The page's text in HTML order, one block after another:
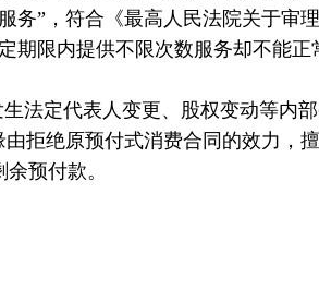
务”，符合《最高人民法院关于审
期限内提供不限次数服务却不能
法定代表人变更、股权变动等内
由拒绝原预付式消费合同的效力，
预付款。